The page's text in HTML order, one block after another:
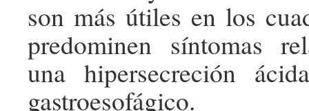
son más útiles en los
predominen síntomas
una hipersecreción
gastroesofágico.